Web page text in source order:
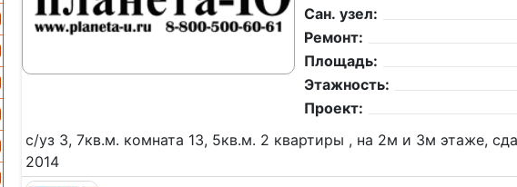
Сан. узел:
Ремонт:
Площадь:
Этажность:
Проект:
с/уз 3, 7кв.м. комната 13, 5кв.м. 2 квартиры , на 2м и 3м этаже,
2014